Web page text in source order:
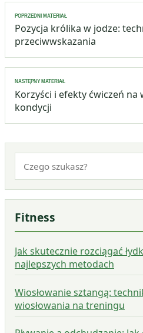
Nawigacja
wpisu
POPRZEDNI MATERIAŁ
Pozycja królika w jodze:
przeciwwskazania
NASTĘPNY MATERIAŁ
Korzyści i efekty ćwiczeń
kondycji
Fitness
Jak skutecznie rozciągać
najlepszych metodach
Wiosłowanie sztangą:
wiosłowania na treningu